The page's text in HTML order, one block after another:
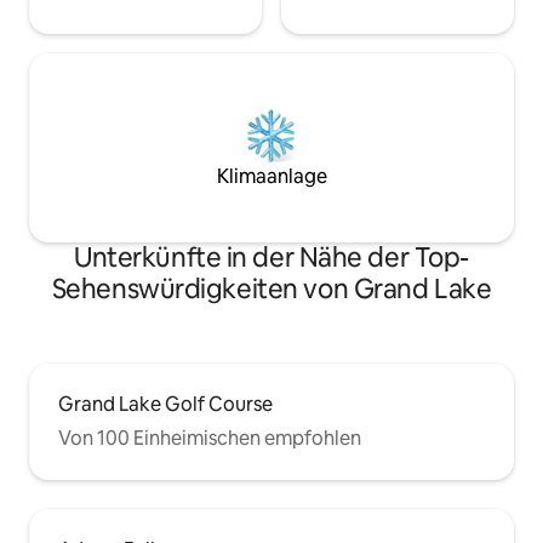
Klimaanlage
Unterkünfte in der Nähe der Top-
Sehenswürdigkeiten von Grand Lake
Grand Lake Golf Course
Von 100 Einheimischen empfohlen